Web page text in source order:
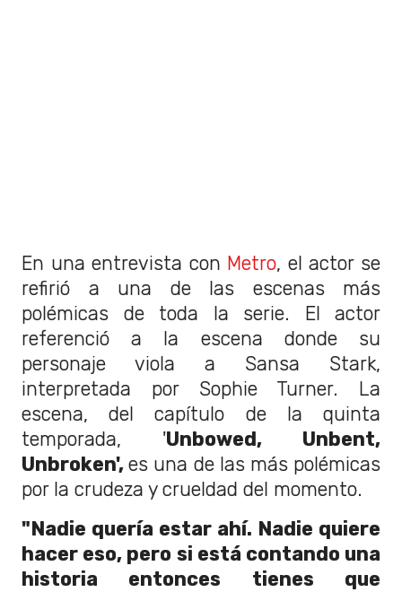
En una entrevista con Metro, el actor se
refirió a una de las escenas más
polémicas de toda la serie. El actor
referenció a la escena donde su
personaje viola a Sansa Stark,
interpretada por Sophie Turner. La
escena, del capítulo de la quinta
temporada, 'Unbowed, Unbent,
Unbroken',es una de las más polémicas
por la crudeza y crueldad del momento.
"Nadie quería estar ahí. Nadie quiere
hacer eso, pero si está contando una
historia entonces tienes que